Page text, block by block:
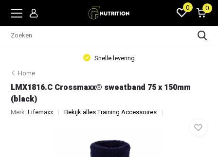
0 0
Snelle levering
Home
LMX1816.C Crossmaxx® sweatband 75 x 150mm
(black)
Merk:Lifemaxx Bekijk alles Training Accessoires